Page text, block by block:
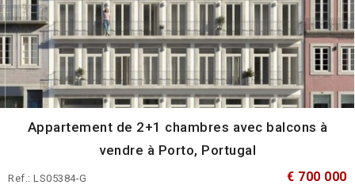
Appartement de 2+1 chambres avec balcons à
vendre à Porto, Portugal
Ref.: LS05384-G € 700 000